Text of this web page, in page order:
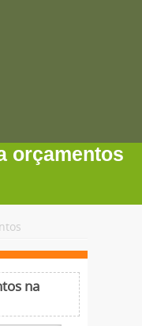
orçamentos
na